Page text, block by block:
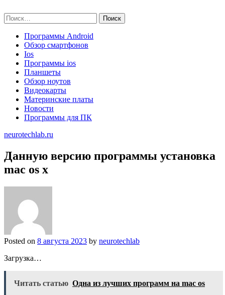
to
content
Найти:
Программы Android
Обзор смартфонов
Ios
Программы ios
Планшеты
Обзор ноутов
Видеокарты
Материнские платы
Новости
Программы для ПК
neurotechlab.ru
Данную версию программы установка
mac os x
Posted on 8 августа 2023 by neurotechlab
Загрузка…
Читать статью Одна из лучших программ на mac os